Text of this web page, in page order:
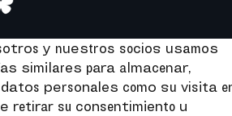
y nuestros socios usamos
similares para almacenar,
personales como su visita
retirar su consentimiento u